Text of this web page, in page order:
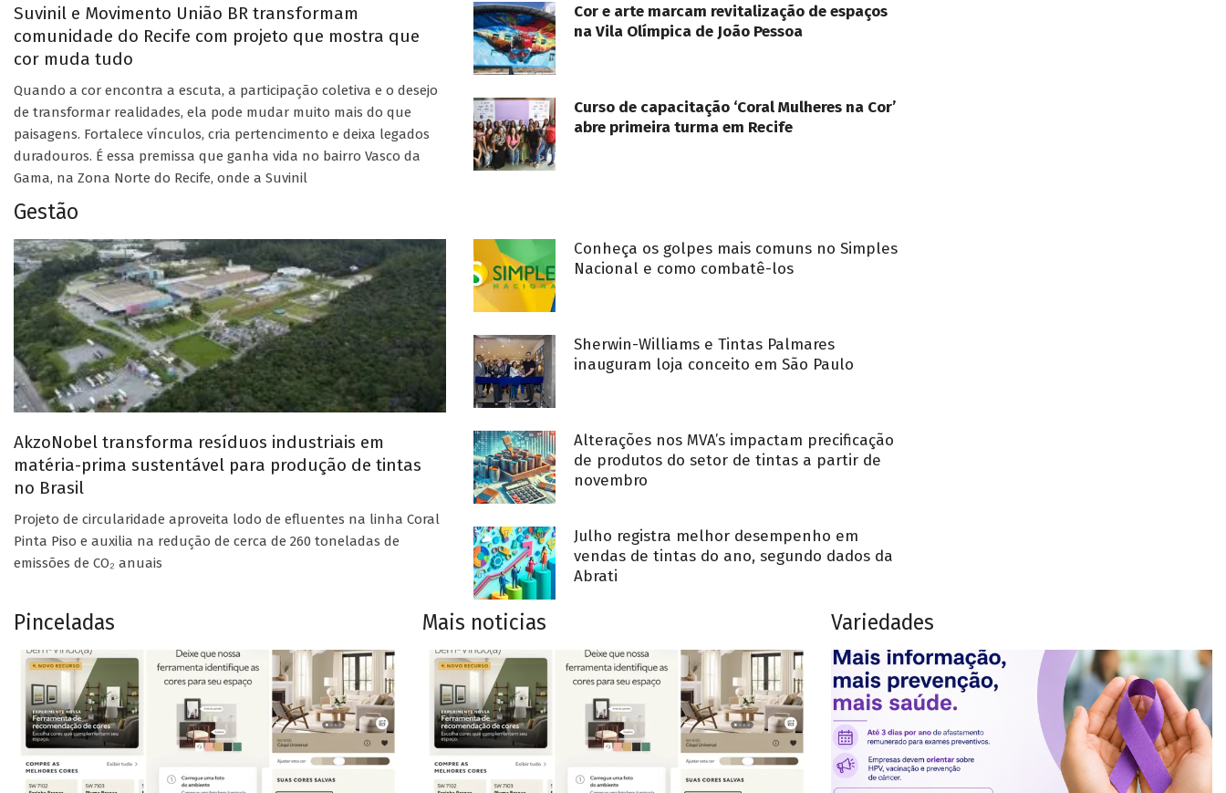
Suvinil e Movimento União BR transformam
comunidade do Recife com projeto que mostra que
cor muda tudo
Quando a cor encontra a escuta, a participação coletiva e o desejo
de transformar realidades, ela pode mudar muito mais do que
paisagens. Fortalece vínculos, cria pertencimento e deixa legados
duradouros. É essa premissa que ganha vida no bairro Vasco da
Gama, na Zona Norte do Recife, onde a Suvinil
Cor e arte marcam revitalização de espaços
na Vila Olímpica de João Pessoa
Curso de capacitação ‘Coral Mulheres na Cor’
abre primeira turma em Recife
Gestão
AkzoNobel transforma resíduos industriais em
matéria-prima sustentável para produção de tintas
no Brasil
Projeto de circularidade aproveita lodo de efluentes na linha Coral
Pinta Piso e auxilia na redução de cerca de 260 toneladas de
emissões de CO₂ anuais
Conheça os golpes mais comuns no Simples
Nacional e como combatê-los
Sherwin-Williams e Tintas Palmares
inauguram loja conceito em São Paulo
Alterações nos MVA’s impactam precificação
de produtos do setor de tintas a partir de
novembro
Julho registra melhor desempenho em
vendas de tintas do ano, segundo dados da
Abrati
Pinceladas Mais noticias Variedades